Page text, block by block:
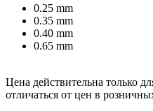
0.25 mm
0.35 mm
0.40 mm
0.65 mm
Цена действительна только
отличаться от цен в